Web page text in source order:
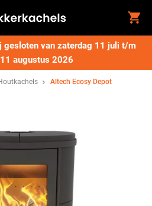
gesloten van zaterdag 11 juli t/m
augustus 2026
Altech Ecosy Depot